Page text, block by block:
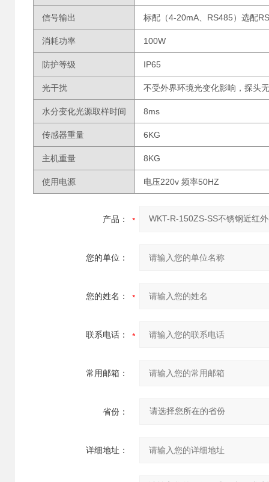
信号输出 标配（4-20mA、RS485）选配
消耗功率 100W
防护等级 IP65
光干扰 不受外界环境光变化影响，探头
水分变化光源取样时间 8ms
传感器重量 6KG
主机重量 8KG
使用电源 电压220v 频率50HZ
产品：
您的单位：
您的姓名：
联系电话：
常用邮箱：
省份：
详细地址：